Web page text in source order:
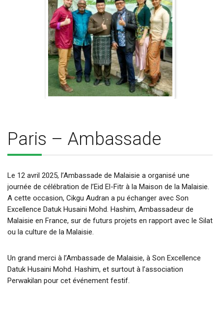
Paris – Ambassade
Le 12 avril 2025, l’Ambassade de Malaisie a organisé une
journée de célébration de l’Eid El-Fitr à la Maison de la Malaisie.
A cette occasion, Cikgu Audran a pu échanger avec Son
Excellence Datuk Husaini Mohd. Hashim, Ambassadeur de
Malaisie en France, sur de futurs projets en rapport avec le Silat
ou la culture de la Malaisie.
Un grand merci à l’Ambassade de Malaisie, à Son Excellence
Datuk Husaini Mohd. Hashim, et surtout à l’association
Perwakilan pour cet événement festif.